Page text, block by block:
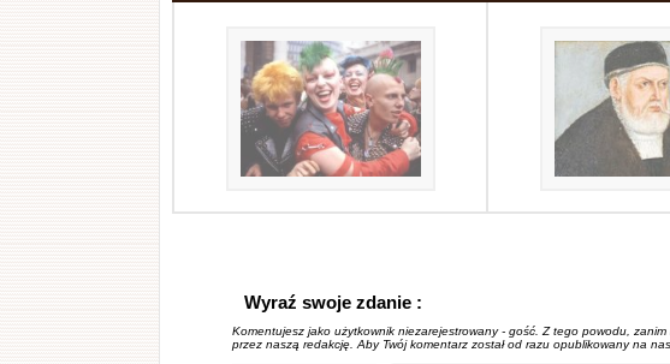
Wyraź swoje zdanie :
Komentujesz jako użytkownik niezarejestrowany - gość. Z tego powodu,
przez naszą redakcję. Aby Twój komentarz został od razu opublikowany na